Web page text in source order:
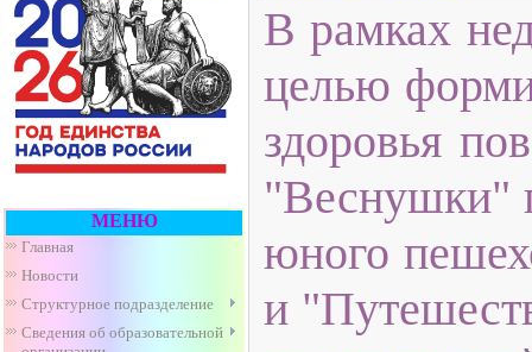
МЕНЮ
Главная
Новости
Структурное подразделение
Сведения об образовательной
В рамках
целью
здоровья
"Веснушки"
юного
и